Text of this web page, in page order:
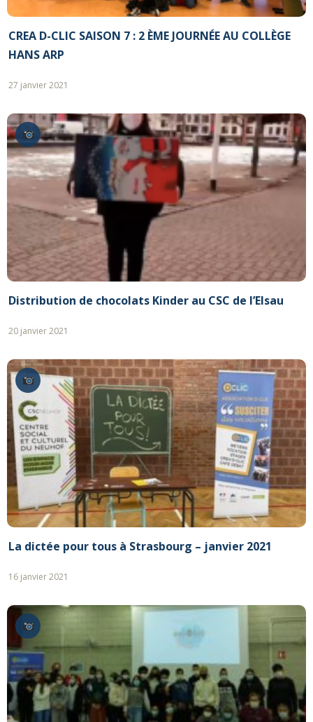
CREA D-CLIC SAISON 7 : 2 ÈME JOURNÉE AU COLLÈGE
HANS ARP
27 janvier 2021
Distribution de chocolats Kinder au CSC de l’Elsau
20 janvier 2021
La dictée pour tous à Strasbourg – janvier 2021
16 janvier 2021